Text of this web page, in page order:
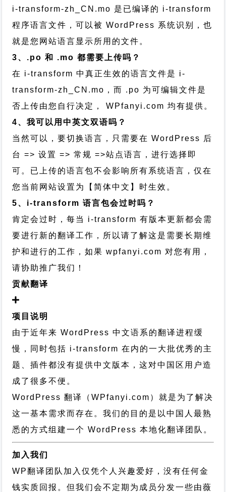
i-transform-zh_CN.mo 是已编译的 i-transform
程序语言文件，可以被 WordPress 系统识别，也
就是您网站语言显示所用的文件。
3、.po 和 .mo 都需要上传吗？
在 i-transform 中真正生效的语言文件是 i-
transform-zh_CN.mo，而 .po 为可编辑文件是
否上传由您自行决定， WPfanyi.com 均有提供。
4、我可以用中英文双语吗？
当然可以，要切换语言，只需要在 WordPress 后
台 => 设置 => 常规 =>站点语言，进行选择即
可。已上传的语言包不会影响所有系统语言，仅在
您当前网站设置为【简体中文】时生效。
5、i-transform 语言包会过时吗？
肯定会过时，每当 i-transform 有版本更新都会需
要进行新的翻译工作，所以请了解这是需要长期维
护和进行的工作，如果 wpfanyi.com 对您有用，
请协助推广我们！
贡献翻译
项目说明
由于近年来 WordPress 中文语系的翻译进程缓
慢，同时包括 i-transform 在内的一大批优秀的主
题、插件都没有提供中文版本，这对中国区用户造
成了很多不便。
WordPress 翻译（WPfanyi.com） 就是为了解决
这一基本需求而存在。我们的目的是以中国人最熟
悉的方式组建一个 WordPress 本地化翻译团队。
加入我们
WP翻译团队加入仅凭个人兴趣爱好，没有任何金
钱实质回报。但我们会不定期为成员分发一些由薇